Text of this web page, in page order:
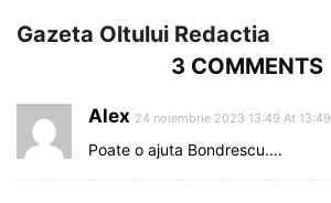
Gazeta Oltului Redactia
3 COMMENTS
Alex 24 noiembrie 2023 13:49 At 13:49
Poate o ajuta Bondrescu….